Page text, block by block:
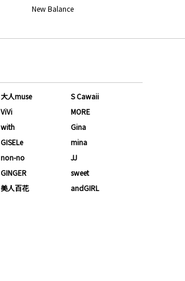
New Balance
大人muse
S Cawaii
ViVi
MORE
with
Gina
GISELe
mina
non-no
JJ
GINGER
sweet
美人百花
andGIRL